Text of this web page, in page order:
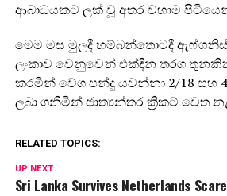
ආබාධයකට ලක් වූ අතර වහාම
මෙම මස මුලදී හම්බන්තොටදී
ලංකාව වෙනුවෙන් එක්දින තරග
කරමින් වේග පන්දු යවන්නා 2/18 සහ
ලබා ගනිමින් ජාත්‍යන්තර ක්‍රිකට් වෙත
RELATED TOPICS:
UP NEXT
Sri Lanka Survives Netherlands Scare